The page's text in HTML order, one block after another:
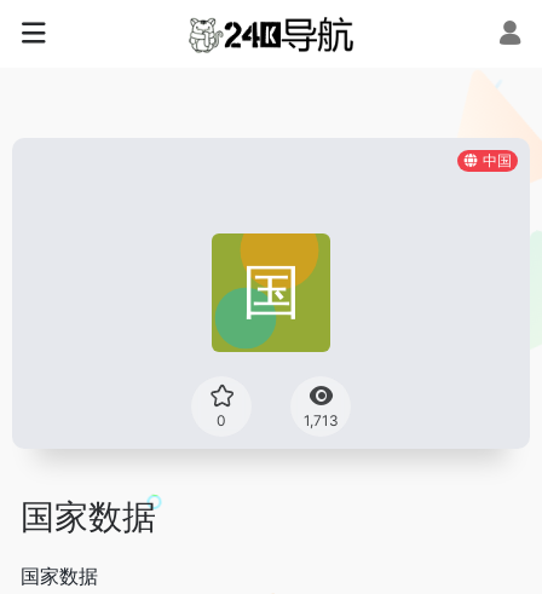
中国
0 1,713
国家数据
国家数据